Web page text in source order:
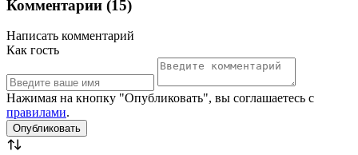
Комментарии (15)
Написать комментарий
Как гость
Нажимая на кнопку "Опубликовать", вы соглашаетесь с
правилами.